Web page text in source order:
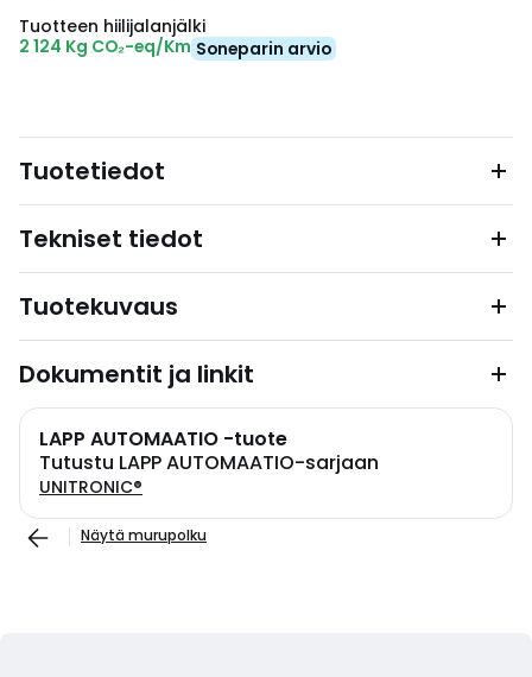
Tuotteen hiilijalanjälki
2 124 Kg CO₂-eq/Km Soneparin arvio
Tuotetiedot
Tekniset tiedot
Tuotekuvaus
Dokumentit ja linkit
LAPP AUTOMAATIO -tuote
Tutustu LAPP AUTOMAATIO-sarjaan
UNITRONIC®
Näytä murupolku